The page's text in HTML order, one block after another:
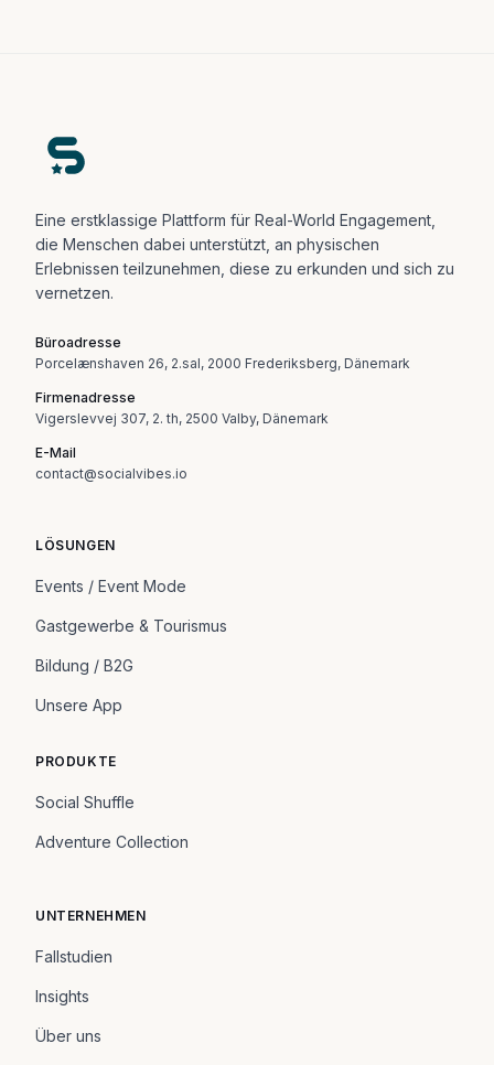
Eine erstklassige Plattform für Real-World Engagement,
die Menschen dabei unterstützt, an physischen
Erlebnissen teilzunehmen, diese zu erkunden und sich zu
vernetzen.
Büroadresse
Porcelænshaven 26, 2.sal, 2000 Frederiksberg, Dänemark
Firmenadresse
Vigerslevvej 307, 2. th, 2500 Valby, Dänemark
E-Mail
contact@socialvibes.io
LÖSUNGEN
Events / Event Mode
Gastgewerbe & Tourismus
Bildung / B2G
Unsere App
PRODUKTE
Social Shuffle
Adventure Collection
UNTERNEHMEN
Fallstudien
Insights
Über uns